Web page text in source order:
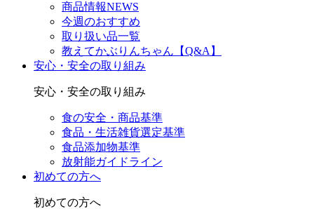
商品情報NEWS
今週のおすすめ
取り扱い品一覧
教えてかぶりんちゃん【Q&A】
安心・安全の取り組み
安心・安全の取り組み
食の安全・商品基準
食品・生活雑貨選定基準
食品添加物基準
放射能ガイドライン
初めての方へ
初めての方へ